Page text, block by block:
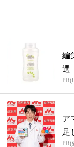
編
選
ア
足
PR(